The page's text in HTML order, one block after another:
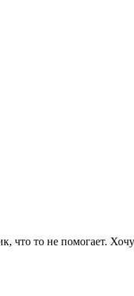
что то не помогает.